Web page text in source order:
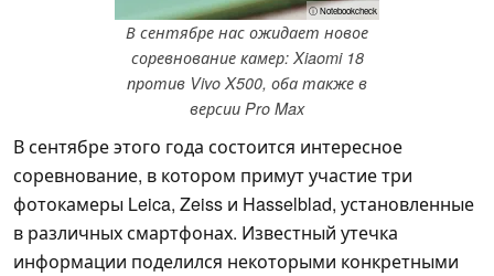
ⓘ Notebookcheck
В сентябре нас ожидает новое
соревнование камер: Xiaomi 18
против Vivo X500, оба также в
версии Pro Max
В сентябре этого года состоится интересное
соревнование, в котором примут участие три
фотокамеры Leica, Zeiss и Hasselblad, установленные
в различных смартфонах. Известный утечка
информации поделился некоторыми конкретными